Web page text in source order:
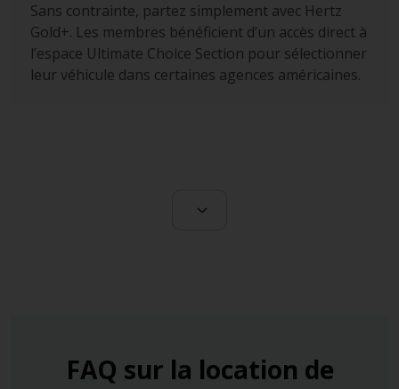
Sans contrainte, partez simplement avec Hertz
Gold+. Les membres bénéficient d’un accès direct à
l’espace Ultimate Choice Section pour sélectionner
leur véhicule dans certaines agences américaines.
FAQ sur la location de